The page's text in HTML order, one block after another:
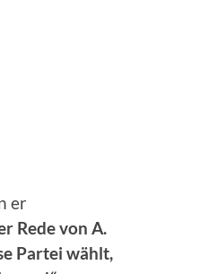
er
Rede von A.
Partei wählt,